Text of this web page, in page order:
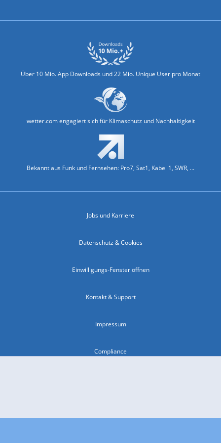
Über 10 Mio. App Downloads und 22 Mio. Unique User pro Monat
wetter.com engagiert sich für Klimaschutz und Nachhaltigkeit
Bekannt aus Funk und Fernsehen: Pro7, Sat1, Kabel 1, SWR, ...
Jobs und Karriere
Datenschutz & Cookies
Einwilligungs-Fenster öffnen
Kontakt & Support
Impressum
Compliance